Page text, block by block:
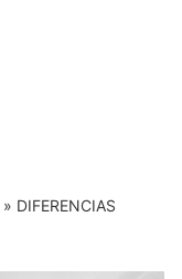
» DIFERENCIAS